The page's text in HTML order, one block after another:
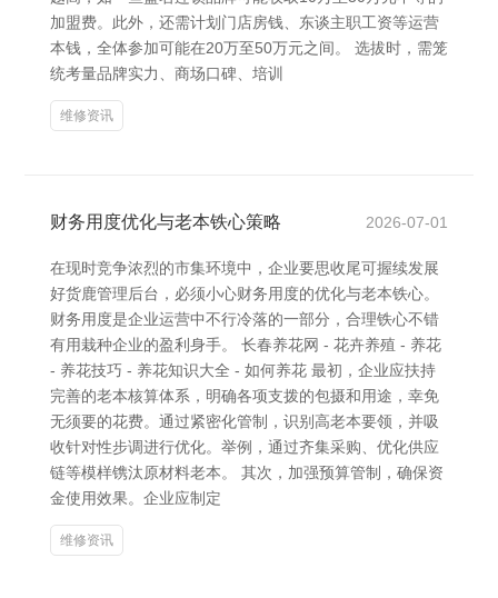
加盟费。此外，还需计划门店房钱、东谈主职工资等运营
本钱，全体参加可能在20万至50万元之间。 选拔时，需笼
统考量品牌实力、商场口碑、培训
维修资讯
财务用度优化与老本铁心策略 2026-07-01
在现时竞争浓烈的市集环境中，企业要思收尾可握续发展
好货鹿管理后台，必须小心财务用度的优化与老本铁心。
财务用度是企业运营中不行冷落的一部分，合理铁心不错
有用栽种企业的盈利身手。 长春养花网 - 花卉养殖 - 养花
- 养花技巧 - 养花知识大全 - 如何养花 最初，企业应扶持
完善的老本核算体系，明确各项支拨的包摄和用途，幸免
无须要的花费。通过紧密化管制，识别高老本要领，并吸
收针对性步调进行优化。举例，通过齐集采购、优化供应
链等模样镌汰原材料老本。 其次，加强预算管制，确保资
金使用效果。企业应制定
维修资讯